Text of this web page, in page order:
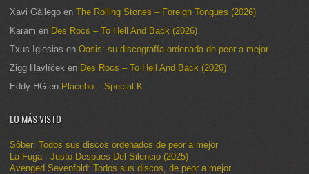
Xavi Gàllego en The Rolling Stones – Foreign Tongues (2026)
Karam en Des Rocs – To Hell And Back (2026)
Txus Iglesias en Oasis: su discografía ordenada de peor a mejor
Zigg Havlíček en Des Rocs – To Hell And Back (2026)
Eddy HG en Placebo – Special K
LO MÁS VISTO
Sôber: Todos sus discos ordenados de peor a mejor
La Fuga - Justo Después Del Silencio (2025)
Avenged Sevenfold: Todos sus discos, de peor a mejor